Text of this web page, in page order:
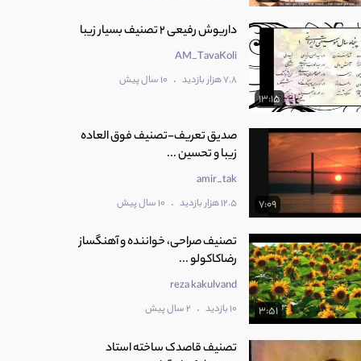
13:15
داریوش رفیعی ۲ تصنیف بسیار زیبا
AM_TavaKoli
7.8 هزار بازدید . 10 سال پیش
7:09
صدیق تعریف-تصنیف فوق العاده
زیبا و تحسین ...
amir_tak
12.5 هزار بازدید . 10 سال پیش
3:51
تصنیف صراحی، خواننده و آهنگساز
رضاکاکولو ...
reza kakulvand
10 بازدید . 2 سال پیش
تصنیف قاصدک ساخته استاد